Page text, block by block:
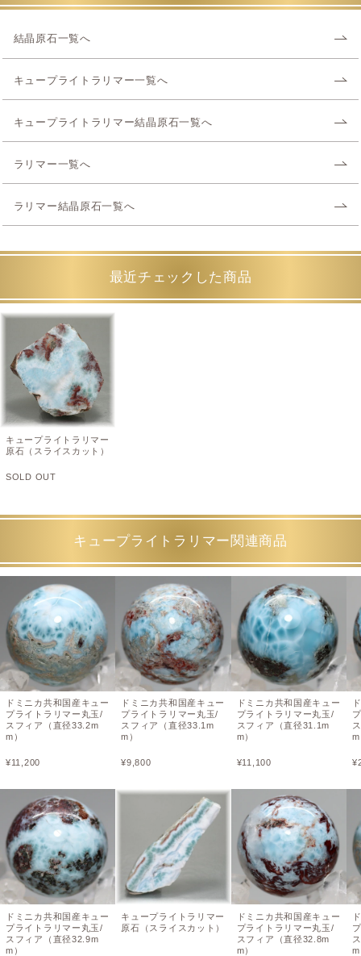
結晶原石一覧へ
キュープライトラリマー一覧へ
キュープライトラリマー結晶原石一覧へ
ラリマー一覧へ
ラリマー結晶原石一覧へ
最近チェックした商品
キュープライトラリマー
原石（スライスカット）
SOLD OUT
キュープライトラリマー関連商品
ドミニカ共和国産キュー
プライトラリマー丸玉/
スフィア（直径33.2m
m）
¥11,200
ドミニカ共和国産キュー
プライトラリマー丸玉/
スフィア（直径32.9m
m）
ドミニカ共和国産キュー
プライトラリマー丸玉/
スフィア（直径33.1m
m）
¥9,800
キュープライトラリマー
原石（スライスカット）
ドミニカ共和国産キュー
プライトラリマー丸玉/
スフィア（直径31.1m
m）
¥11,100
ドミニカ共和国産キュー
プライトラリマー丸玉/
スフィア（直径32.8m
m）
¥